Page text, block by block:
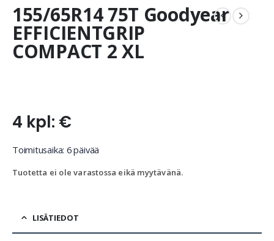
155/65R14 75T Goodyear
EFFICIENTGRIP
COMPACT 2 XL
4 kpl: €
Toimitusaika: 6 päivää
Tuotetta ei ole varastossa eikä myytävänä.
LISÄTIEDOT